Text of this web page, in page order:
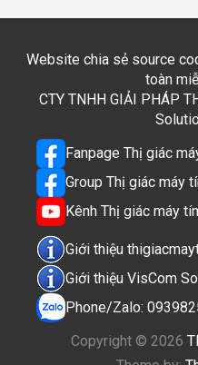
Website chia sẻ source
toàn
CTY TNHH GIẢI PHÁP
Fanpage Thị giác
Group Thị giác máy
Kênh Thị giác máy
Giới thiệu
Giới thiệu VisCom
Phone/Zalo:
Copyright © 2026